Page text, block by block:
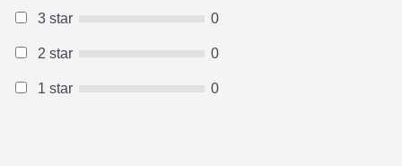
3 star 0
2 star 0
1 star 0